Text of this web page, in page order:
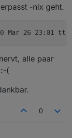
-nix geht.
alle paar
(
0